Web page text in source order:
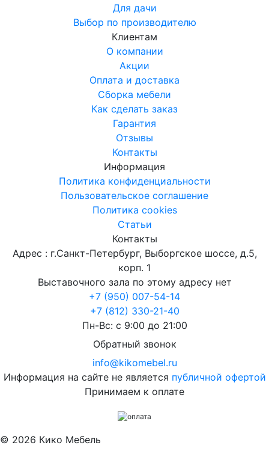
Для дачи
Выбор по производителю
Клиентам
О компании
Акции
Оплата и доставка
Сборка мебели
Как сделать заказ
Гарантия
Отзывы
Контакты
Информация
Политика конфиденциальности
Пользовательское соглашение
Политика cookies
Статьи
Контакты
Адрес : г.Санкт-Петербург, Выборгское шоссе, д.5,
корп. 1
Выставочного зала по этому адресу нет
+7 (950) 007-54-14
+7 (812) 330-21-40
Пн-Вс: с 9:00 до 21:00
Обратный звонок
info@kikomebel.ru
Информация на сайте не является публичной офертой
Принимаем к оплате
© 2026 Кико Мебель